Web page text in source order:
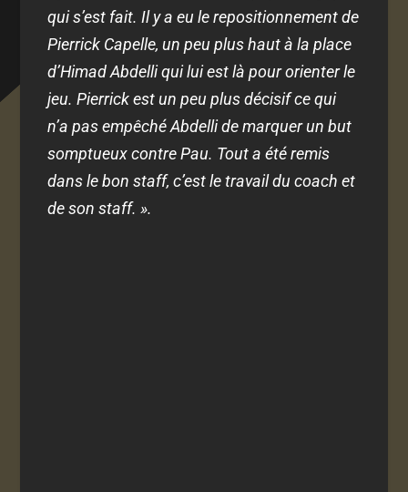
qui s’est fait. Il y a eu le repositionnement de
Pierrick Capelle, un peu plus haut à la place
d’Himad Abdelli qui lui est là pour orienter le
jeu. Pierrick est un peu plus décisif ce qui
n’a pas empêché Abdelli de marquer un but
somptueux contre Pau. Tout a été remis
dans le bon staff, c’est le travail du coach et
de son staff. ».